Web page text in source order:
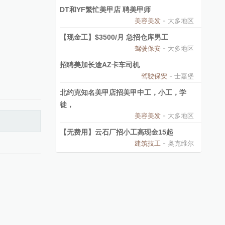
DT和YF繁忙美甲店 聘美甲师
美容美发 - 大多地区
【现金工】$3500/月 急招仓库男工
驾驶保安 - 大多地区
招聘美加长途AZ卡车司机
驾驶保安 - 士嘉堡
北约克知名美甲店招美甲中工，小工，学
徒，
美容美发 - 大多地区
【无费用】云石厂招小工高现金15起
建筑技工 - 奥克维尔